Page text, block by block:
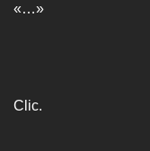
«…»
Clic.